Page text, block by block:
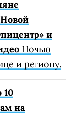
и
Ночью
и региону.
10
на